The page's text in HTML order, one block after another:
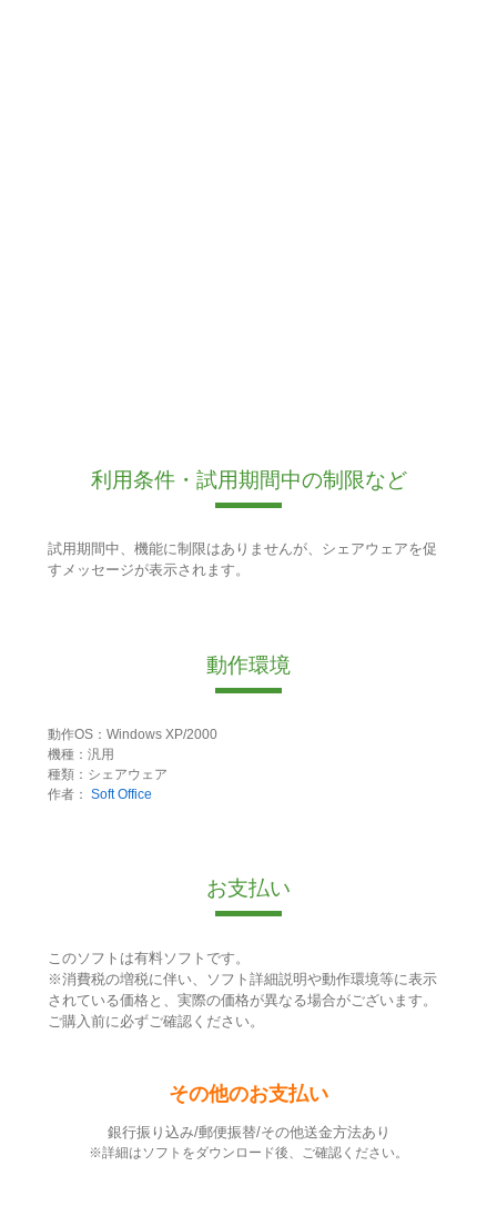
利用条件・試用期間中の制限など
試用期間中、機能に制限はありませんが、シェアウェアを促
すメッセージが表示されます。
動作環境
動作OS：Windows XP/2000
機種：汎用
種類：シェアウェア
作者： Soft Office
お支払い
このソフトは有料ソフトです。
※消費税の増税に伴い、ソフト詳細説明や動作環境等に表示
されている価格と、実際の価格が異なる場合がございます。
ご購入前に必ずご確認ください。
その他のお支払い
銀行振り込み/郵便振替/その他送金方法あり
※詳細はソフトをダウンロード後、ご確認ください。